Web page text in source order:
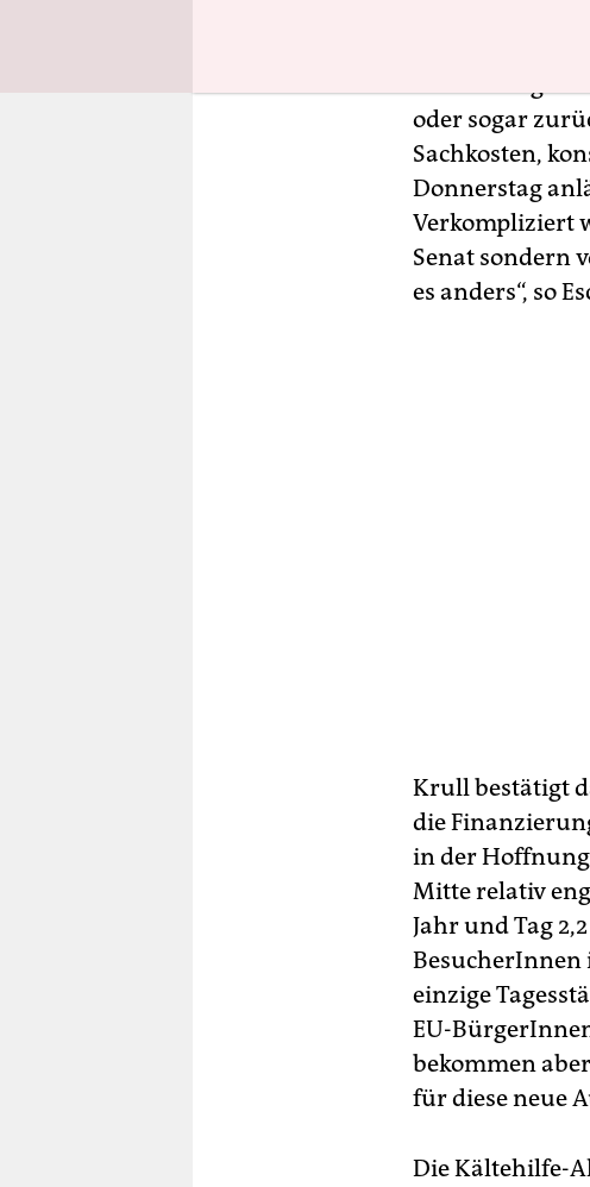
inzwischen
oder sogar
Sachkosten,
Donnerstag
Verkompliziert
Senat sondern
es anders“, so
Krull bestätigt
die
in der
Mitte relativ
Jahr und Tag
BesucherInnen
einzige
EU-
bekommen
für diese neue
Die Kältehilfe-